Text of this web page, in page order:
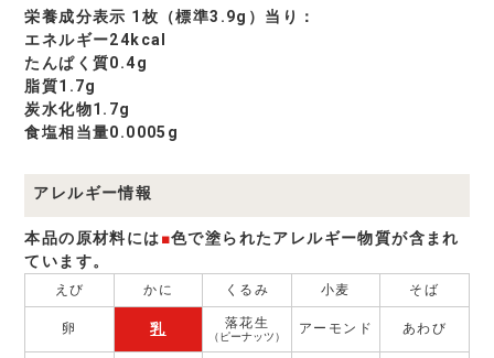
栄養成分表示 1枚（標準3.9g）当り：
エネルギー24kcal
たんぱく質0.4g
脂質1.7g
炭水化物1.7g
食塩相当量0.0005g
アレルギー情報
本品の原材料には■色で塗られたアレルギー物質が含まれ
ています。
えび かに くるみ 小麦 そば
卵 乳 落花生
（ピーナッツ） アーモンド あわび